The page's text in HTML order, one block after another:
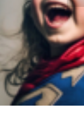
1 2 3 4